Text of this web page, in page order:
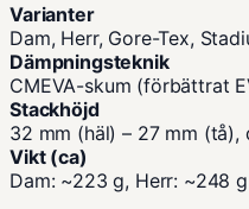
Varianter
Dam, Herr, Gore-Tex,
Dämpningsteknik
CMEVA-skum (förbättrat
Stackhöjd
32 mm (häl) – 27 mm (tå),
Vikt (ca)
Dam: ~223 g, Herr: ~248